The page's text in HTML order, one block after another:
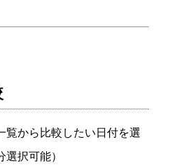
覧から比較したい日付を選
択可能）